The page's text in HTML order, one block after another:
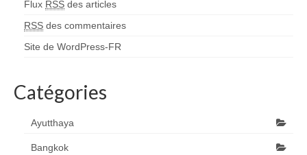
Flux RSS des articles
RSS des commentaires
Site de WordPress-FR
Catégories
Ayutthaya
Bangkok